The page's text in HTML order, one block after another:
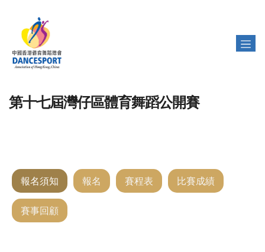
第十七屆灣仔區體育舞蹈公開賽
報名須知 報名 賽程表 比賽成績
賽事回顧